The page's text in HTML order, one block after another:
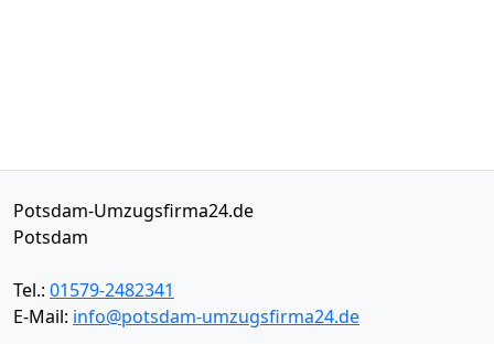
Potsdam-Umzugsfirma24.de
Potsdam
Tel.: 01579-2482341
E-Mail: info@potsdam-umzugsfirma24.de